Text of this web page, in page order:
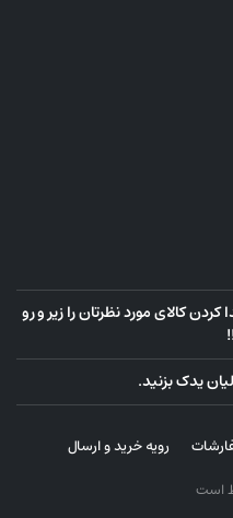
کالای مورد نظرتان را زیر و رو
یدک بزنید.
رویه خرید و ارسال
است